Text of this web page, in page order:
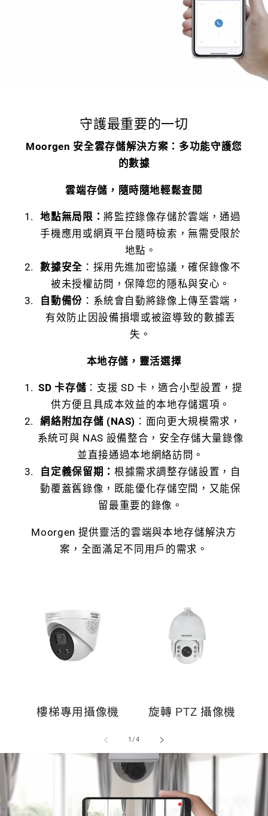
守護最重要的一切
Moorgen 安全雲存儲解決方案：多功能守護您
的數據
雲端存儲，隨時隨地輕鬆查閱
地點無局限：將監控錄像存儲於雲端，通過
手機應用或網頁平台隨時檢索，無需受限於
地點。
數據安全 ：採用先進加密協議，確保錄像不
被未授權訪問，保障您的隱私與安心。
自動備份 ：系統會自動將錄像上傳至雲端，
有效防止因設備損壞或被盜導致的數據丟
失。
本地存儲，靈活選擇
SD 卡存儲 ：支援 SD 卡，適合小型設置，提
供方便且具成本效益的本地存儲選項。
網絡附加存儲 (NAS) ：面向更大規模需求，
系統可與 NAS 設備整合，安全存儲大量錄像
並直接通過本地網絡訪問。
自定義保留期： 根據需求調整存儲設置，自
動覆蓋舊錄像，既能優化存儲空間，又能保
留最重要的錄像。
Moorgen 提供靈活的雲端與本地存儲解決方
案，全面滿足不同用戶的需求。
樓梯專用攝像機 旋轉 PTZ 攝像機
1//4